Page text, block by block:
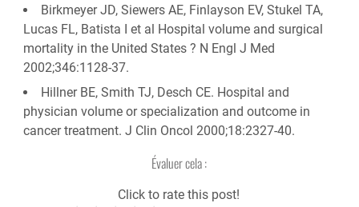
Birkmeyer JD, Siewers AE, Finlayson EV, Stukel TA,
Lucas FL, Batista I et al Hospital volume and surgical
mortality in the United States ? N Engl J Med
2002;346:1128-37.
Hillner BE, Smith TJ, Desch CE. Hospital and
physician volume or specialization and outcome in
cancer treatment. J Clin Oncol 2000;18:2327-40.
Évaluer cela :
Click to rate this post!